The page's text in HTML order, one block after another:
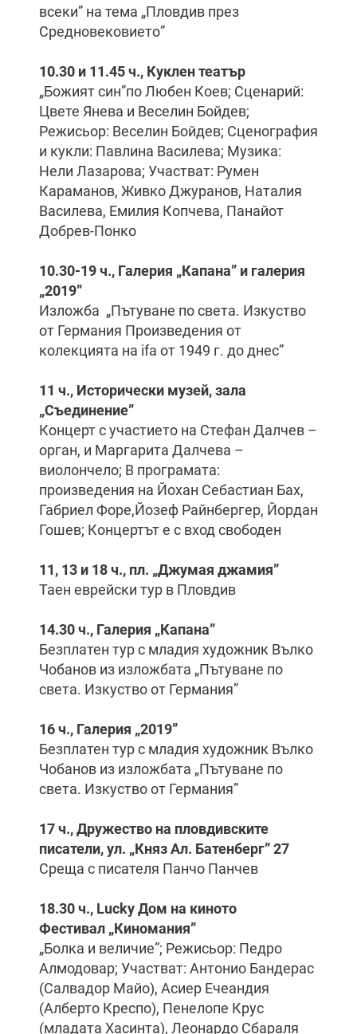
всеки” на тема „Пловдив през
Средновековието”
10.30 и 11.45 ч., Куклен театър
„Божият син”по Любен Коев; Сценарий:
Цвете Янева и Веселин Бойдев;
Режисьор: Веселин Бойдев; Сценография
и кукли: Павлина Василева; Музика:
Нели Лазарова; Участват: Румен
Караманов, Живко Джуранов, Наталия
Василева, Емилия Копчева, Панайот
Добрев-Понко
10.30-19 ч., Галерия „Капана” и галерия
„2019”
Изложба „Пътуване по света. Изкуство
от Германия Произведения от
колекцията на ifa от 1949 г. до днес”
11 ч., Исторически музей, зала
„Съединение”
Концерт с участието на Стефан Далчев –
орган, и Маргарита Далчева –
виолончело; В програмата:
произведения на Йохан Себастиан Бах,
Габриел Форе,Йозеф Райнбергер, Йордан
Гошев; Концертът е с вход свободен
11, 13 и 18 ч., пл. „Джумая джамия”
Таен еврейски тур в Пловдив
14.30 ч., Галерия „Капана”
Безплатен тур с младия художник Вълко
Чобанов из изложбата „Пътуване по
света. Изкуство от Германия”
16 ч., Галерия „2019”
Безплатен тур с младия художник Вълко
Чобанов из изложбата „Пътуване по
света. Изкуство от Германия”
17 ч., Дружество на пловдивските
писатели, ул. „Княз Ал. Батенберг” 27
Среща с писателя Панчо Панчев
18.30 ч., Lucky Дом на киното
Фестивал „Киномания”
„Болка и величие”; Режисьор: Педро
Алмодовар; Участват: Антонио Бандерас
(Салвадор Майо), Асиер Ечеандия
(Алберто Креспо), Пенелопе Крус
(младата Хасинта), Леонардо Сбараля